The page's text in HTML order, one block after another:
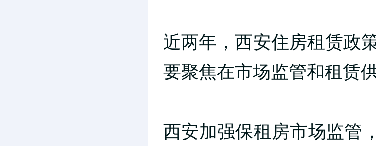
近两年，西安住房租赁政
要聚焦在市场监管和租赁供
西安加强保租房市场监管